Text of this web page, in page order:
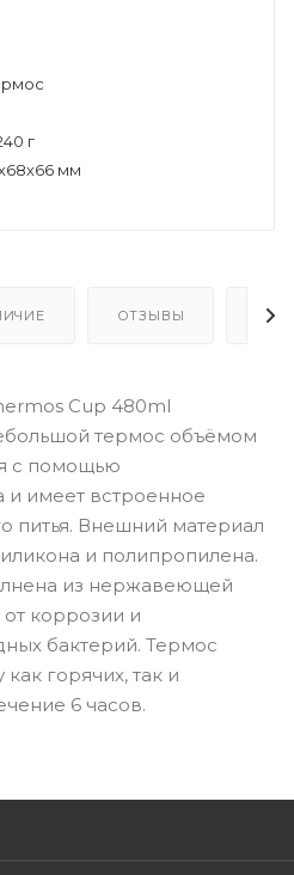
г
мм
ОТЗЫВЫ
Cup 480ml
термос объёмом
с помощью
и имеет встроенное
питья. Внешний материал
и полипропилена.
из нержавеющей
коррозии и
бактерий. Термос
горячих, так и
6 часов.